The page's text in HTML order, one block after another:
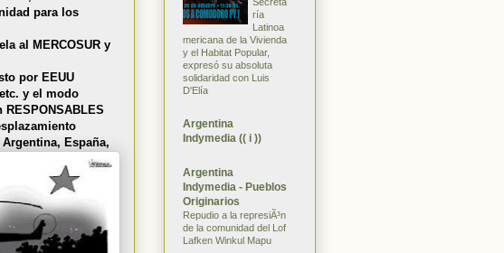
para los
al MERCOSUR y
por EEUU
y el modo
España,
ría
Latinoa
mericana de la Vivienda
y el Habitat Popular,
expresó su absoluta
solidaridad con Luis
D'Elía
Argentina
Indymedia (( i ))
Argentina
Indymedia - Pueblos
Originarios
Repudio a la represiÃ³n
de la comunidad del Lof
Lafken Winkul Mapu